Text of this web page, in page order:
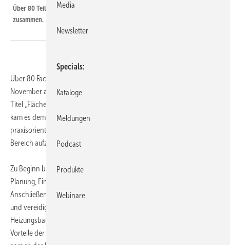
Über 80 Teilnehmer kamen zum diesjährigen BVF-Symposium in Berlin
zusammen.
Über 80 Fachhandwerker, Planer und Interessierte nahmen Anfang
November am zweitägigen BVF-Symposium in Berlin teil. Unter dem
Titel „Flächenheizungen und Flächenkühlungen im Gebäudebestand“
kam es dem BVF in erster Linie darauf an, den Teilnehmern
praxisorientierte Lösungen bei der Planung und Installation in diesem
Bereich aufzuzeigen.
Zu Beginn beleuchtete Herbert Fellinger von der Praski GmbH
Planung, Einbau und Inbetriebnahme einer Flächenheizung im Altbau.
Anschließend referierte Karl-Friedrich Westerhoff, öffentlich bestellter
und vereidigter Sachverständiger für das Installateur- und
Heizungsbauerhandwerk, zum Thema Qualitätssicherung. Über die
Vorteile der Systemzertifizierung aus dem Blickwinkel des Juristen
Media
Newsletter
Specials
Kataloge
Meldungen
Podcast
Produkte
Webinare